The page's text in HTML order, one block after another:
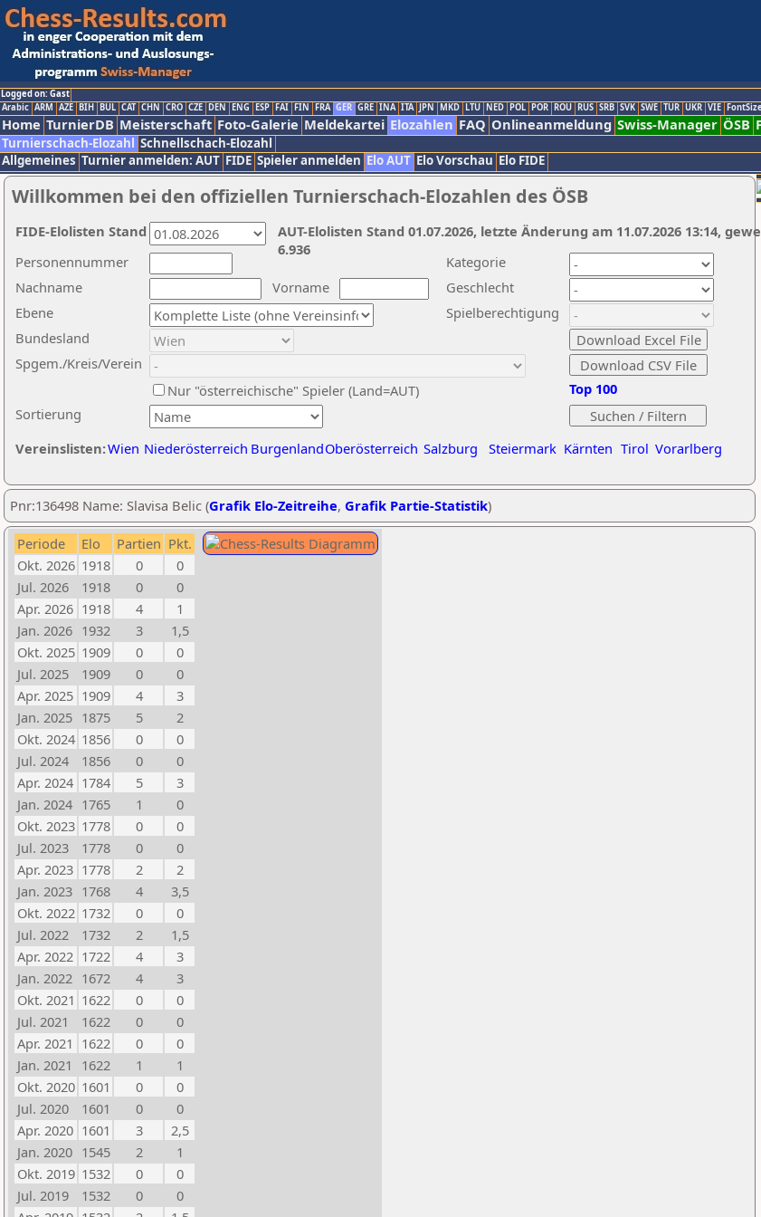
Logged on: Gast
Arabic ARM AZE BIH BUL CAT CHN CRO CZE DEN ENG ESP FAI FIN FRA GER GRE INA ITA JPN MKD LTU NED POL POR ROU RUS SRB SVK SWE TUR UKR VIE
Home TurnierDB Meisterschaft Foto-Galerie Meldekartei Elozahlen FAQ Onlineanmeldung Swiss-Manager ÖSB
Turnierschach-Elozahl Schnellschach-Elozahl
Allgemeines Turnier anmelden: AUT FIDE Spieler anmelden Elo AUT Elo Vorschau Elo FIDE
Willkommen bei den offiziellen Turnierschach-Elozahlen des ÖSB
Nachname
Vorname
Ebene
Kategorie
Sortierung
Personennummer
Bundesland
Spgem./Kreis/Verein
Geschlecht
Nur "österreichische" Spieler (Land=AUT)
Spielberechtigung
Vereinslisten:Wien Niederösterreich BurgenlandOberösterreich Salzburg Steiermark Kärnten Tirol Vorarlberg
Top 100
AUT-Elolisten Stand 01.07.2026, letzte Änderung am 11.07.2026 13:14,
6.936
FIDE-Elolisten Stand
Pnr:136498 Name: Slavisa Belic (Grafik Elo-Zeitreihe, Grafik Partie-Statistik)
Periode Elo Partien Pkt.
Okt. 2026 1918 0
0
Jul. 2026
1918 0
0
Apr. 2026 1918 4
1
Jan. 2026 1932 3
1,5
Okt. 2025 1909 0
0
Jul. 2025
1909 0
0
Apr. 2025 1909 4
3
Jan. 2025 1875 5
2
Okt. 2024 1856 0
0
Jul. 2024
1856 0
0
Apr. 2024 1784 5
3
Jan. 2024 1765 1
0
Okt. 2023 1778 0
0
Jul. 2023
1778 0
0
Apr. 2023 1778 2
2
Jan. 2023 1768 4
3,5
Okt. 2022 1732 0
0
Jul. 2022
1732 2
1,5
Apr. 2022 1722 4
3
Jan. 2022 1672 4
3
Okt. 2021 1622 0
0
Jul. 2021
1622 0
0
Apr. 2021 1622 0
0
Jan. 2021
1622 1
1
Okt. 2020 1601 0
0
Jul. 2020
1601 0
0
Apr. 2020 1601 3
2,5
Jan. 2020 1545 2
1
Okt. 2019 1532 0
0
Jul. 2019
1532 0
0